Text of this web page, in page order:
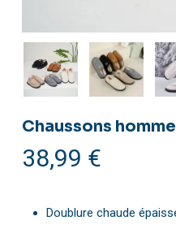
Chaussons
38,99 €
Doublure chaude